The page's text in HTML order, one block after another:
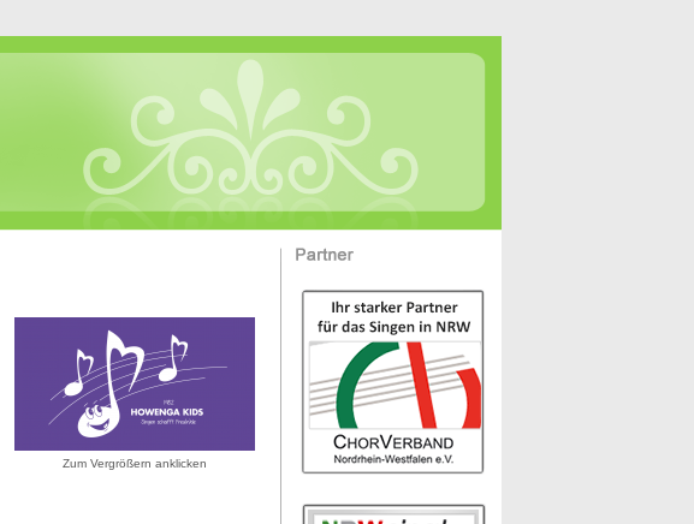
Zum Vergrößern anklicken